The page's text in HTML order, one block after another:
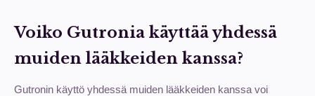
Voiko Gutronia käyttää yhdessä
muiden lääkkeiden kanssa?
Gutronin käyttö yhdessä muiden lääkkeiden kanssa voi